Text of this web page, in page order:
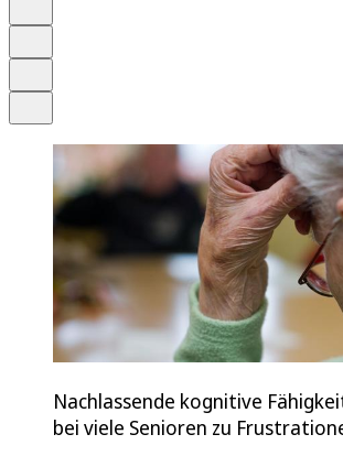
Nachlassende kognitive
bei viele Senioren zu